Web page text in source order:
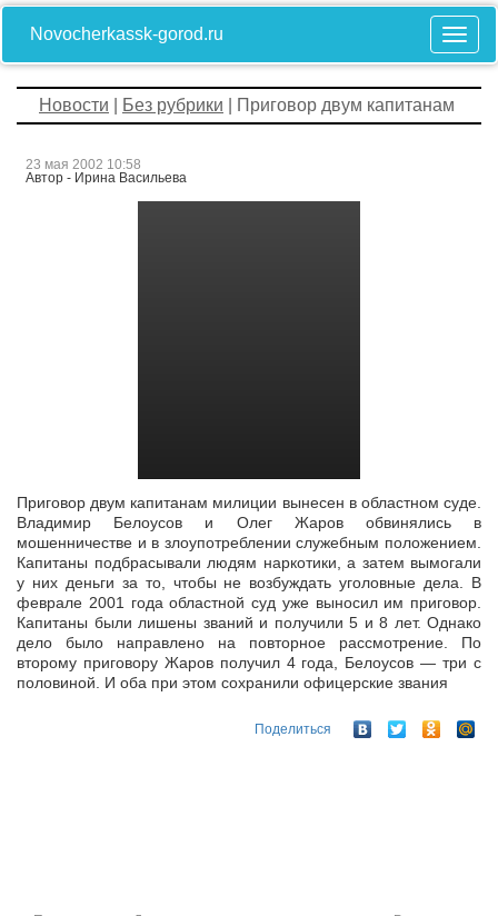
Novocherkassk-gorod.ru
Новости Без рубрики | Приговор двум капитанам
23 мая 2002 10:58
Автор - Ирина Васильева
Приговор двум капитанам милиции вынесен в областном суде.
Владимир Белоусов и Олег Жаров обвинялись в
мошенничестве и в злоупотреблении служебным положением.
Капитаны подбрасывали людям наркотики, а затем вымогали
у них деньги за то, чтобы не возбуждать уголовные дела. В
феврале 2001 года областной суд уже выносил им приговор.
Капитаны были лишены званий и получили 5 и 8 лет. Однако
дело было направлено на повторное рассмотрение. По
второму приговору Жаров получил 4 года, Белоусов — три с
половиной. И оба при этом сохранили офицерские звания
Поделиться